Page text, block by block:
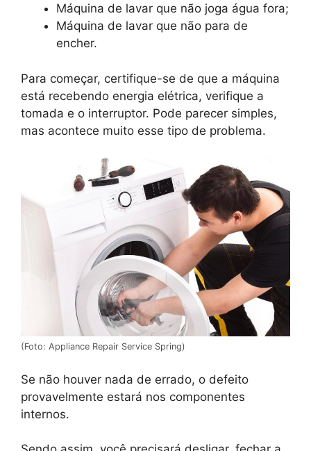
Máquina de lavar que não joga água fora;
Máquina de lavar que não para de
encher.
Para começar, certifique-se de que a máquina
está recebendo energia elétrica, verifique a
tomada e o interruptor. Pode parecer simples,
mas acontece muito esse tipo de problema.
(Foto: Appliance Repair Service Spring)
Se não houver nada de errado, o defeito
provavelmente estará nos componentes
internos.